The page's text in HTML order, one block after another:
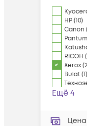
HP(10)
Canon
Pantum
RICOH (
Xerox(2
Bulat(1)
Ещё 4
Цена